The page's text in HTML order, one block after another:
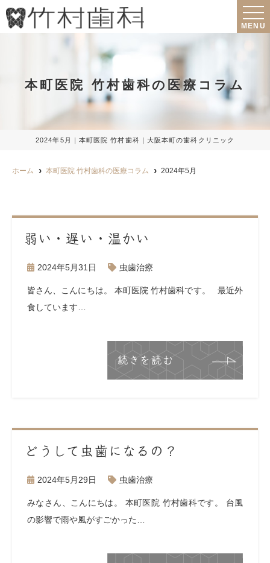
MENU
本町医院 竹村歯科の医療コラム
2024年5月｜本町医院 竹村歯科｜大阪本町の歯科クリニック
ホーム 本町医院 竹村歯科の医療コラム 2024年5月
弱い・遅い・温かい
2024年5月31日 虫歯治療
皆さん、こんにちは。 本町医院 竹村歯科です。 最近外
食しています…
続きを読む
どうして虫歯になるの？
2024年5月29日 虫歯治療
みなさん、こんにちは。 本町医院 竹村歯科です。 台風
の影響で雨や風がすごかった…